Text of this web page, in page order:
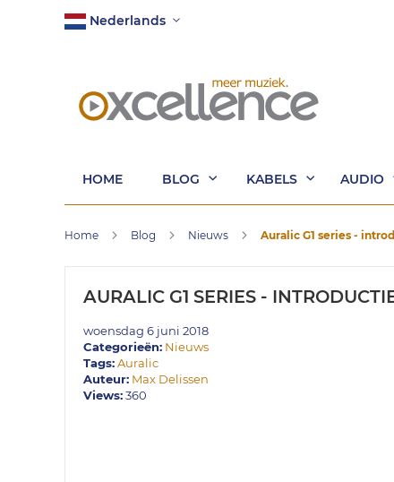
naarNederlands
HOME BLOG KABELS AUDIO
Home Blog Nieuws Auralic G1 series -
AURALIC G1 SERIES -
woensdag 6 juni 2018
Categorieën: Nieuws
Tags:Auralic
Auteur: Max Delissen
Views:360